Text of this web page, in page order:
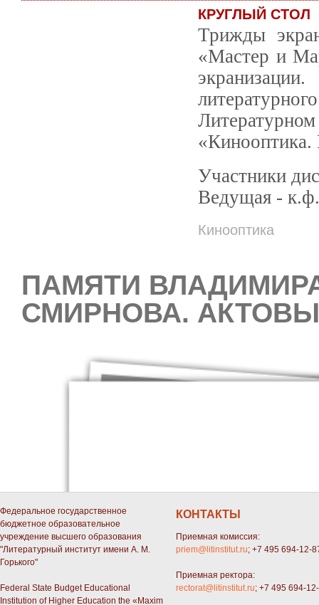
КРУГЛЫЙ СТОЛ
Трижды
«Мастер и
«Кинооптика.
Участники
Ведущая -
Кинооптика
ПАМЯТИ
СМИРНОВА.
Федеральное государственное
бюджетное образовательное
учреждение высшего образования
"Литературный институт имени А. М.
Горького"
Federal State Budget Educational
Institution of Higher Education the «Maxim
КОНТАКТЫ
Приемная комиссия:
priem@litinstitut.ru; +7 495 694-12-
Приемная ректора:
rectorat@litinstitut.ru; +7 495 694-